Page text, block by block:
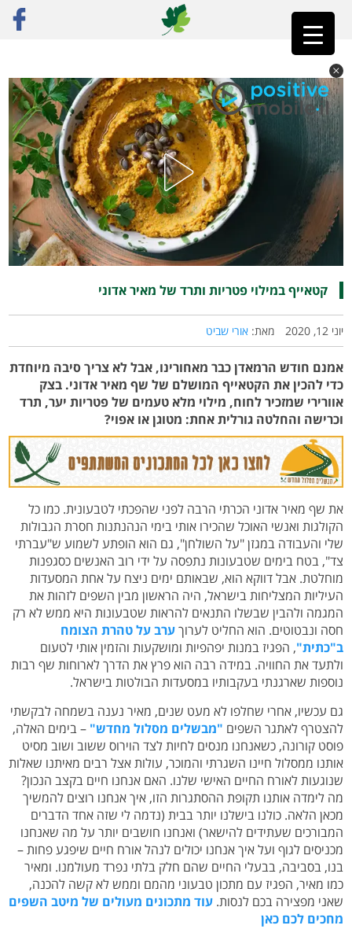
ראשי»רק מתכונים כריכים, ממרחים והברקות»
קטאייף במילוי פטריות ותרד של מאיר אדוני
יוני 12, 2020 מאת: אורי שביט
אמנם חודש הרמאדן כבר מאחורינו, אבל לא צריך סיבה מיוחדת
כדי להכין את הקטאייף המושלם של שף מאיר אדוני. בצק
אוורירי שמזכיר לחוח, מילוי מלא טעמים של פטריות יער, תרד
וכרישה והחלטה גורלית אחת: מטוגן או אפוי?
את שף מאיר אדוני הכרתי הרבה לפני שהפכתי לטבעונית. כמו כל
הקולגות ואנשי האוכל שהכירו אותי בימי הנהנתנות חסרת הגבולות
שלי והעבודה במגזן "על השולחן", גם הוא הופתע לשמוע ש"עברתי
צד", בטח בימים שטבעונות נתפסה על ידי רוב האנשים כסגפנות
מוחלטת. אבל דווקא הוא, שבאותם ימים ניצח על אחת המסעדות
העיליות המצליחות בישראל, היה הראשון מבין השפים לזהות את
המגמה ולהבין שבשלו התנאים להראות שטבעונות היא ממש לא רק
חסה ונבטוטים. הוא החליט לערוךערב על טהרת הצומח
ב"כתית", הפגיז במנות יפהפיות ומושקעות והזמין אותי לטעום
ולתעד את החוויה. במידה רבה הוא פרץ את הדרך לארוחות שף רבות
נוספות שארגנתי בעקבותיו במסעדות הבולטות בישראל.
גם עכשיו, אחרי שחלפו לא מעט שנים, מאיר נענה בשמחה לבקשתי
להצטרף לאתגר השפים "מבשלים מסלול מחדש" – בימים האלה,
פוסט קורונה, כשאנחנו מנסים לחיות לצד הוירוס ששוב ושוב מסיט
אותנו ממסלול חיינו השגרתי והמוכר, עולות אצל רבים מאיתנו שאלות
שנוגעות לאורח החיים האישי שלנו. האם אנחנו חיים בקצב הנכון?
מה לימדה אותנו תקופת ההסתגרות הזו, איך אנחנו רוצים להמשיך
מכאן הלאה. כולנו בישלנו יותר בבית (נדמה לי שזה אחד הדברים
המבורכים שעתידים להישאר) ואנחנו חושבים יותר על מה שאנחנו
מכניסים לגוף ועל איך אנחנו יכולים לנהל אורח חיים שיפגע פחות –
בנו, בסביבה, בבעלי החיים שהם חלק בלתי נפרד מעולמנו. ומאיר
כמו מאיר, הפגיז עם מתכון טבעוני מהמם וממש לא קשה להכנה,
שאני מפצירה בכם לנסות. עוד מתכונים מעולים של מיטב השפים
מחכים לכם כאן